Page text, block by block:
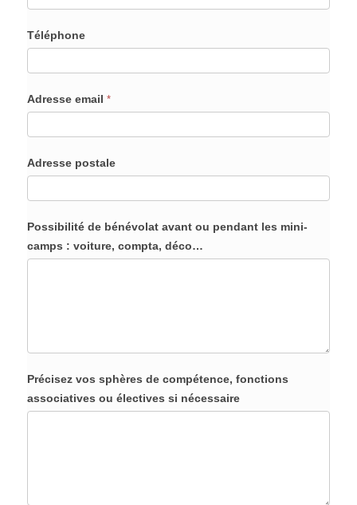
Téléphone
Adresse email *
Adresse postale
Possibilité de bénévolat avant ou pendant les mini-
camps : voiture, compta, déco…
Précisez vos sphères de compétence, fonctions
associatives ou électives si nécessaire